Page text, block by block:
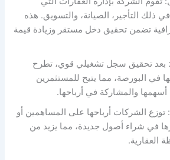
في ذلك التأجير، الصيانة، والتسويق. هذه
تضمن تحقيق دخل مستقر وزيادة قيمة
بعد تحقيق سجل تشغيلي قوي، تطرح
في البورصة، مما يتيح للمستثمرين
أسهمها والمشاركة في أرباحها.
توزع الشركات أرباحها على المساهمين أو
في شراء أصول جديدة، مما يزيد من
العقارية.